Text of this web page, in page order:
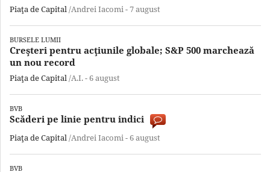
Piaţa de Capital/Andrei Iacomi -7 august
BURSELE LUMII
Creşteri pentru acţiunile globale; S&P 500 marchează
un nou record
Piaţa de Capital/A.I. -6 august
BVB
Scăderi pe linie pentru indici
Piaţa de Capital/Andrei Iacomi -6 august
BVB